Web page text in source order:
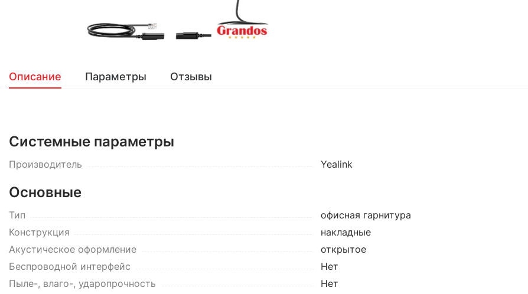
Описание Параметры Отзывы
Системные параметры
Производитель Yealink
Основные
Тип
офисная гарнитура
Конструкция
накладные
Акустическое оформление
открытое
Беспроводной интерфейс
Нет
Пыле-, влаго-, ударопрочность
Нет